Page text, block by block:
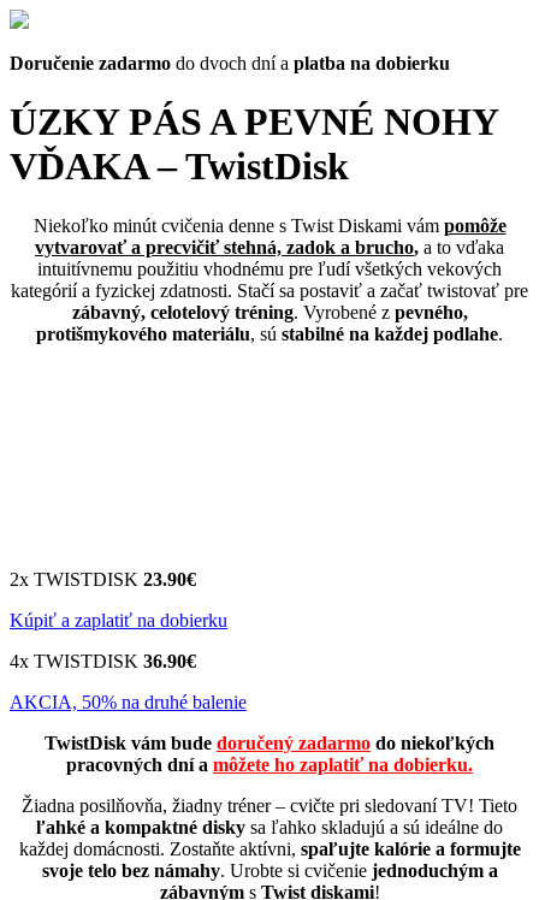
Doručenie zadarmo do dvoch dní a platba na dobierku
ÚZKY PÁS A PEVNÉ NOHY
VĎAKA – TwistDisk
Niekoľko minút cvičenia denne s Twist Diskami vám pomôže
vytvarovať a precvičiť stehná, zadok a brucho, a to vďaka
intuitívnemu použitiu vhodnému pre ľudí všetkých vekových
kategórií a fyzickej zdatnosti. Stačí sa postaviť a začať twistovať pre
zábavný, celotelový tréning. Vyrobené z pevného,
protišmykového materiálu, sú stabilné na každej podlahe.
2x TWISTDISK 23.90€
Kúpiť a zaplatiť na dobierku
4x TWISTDISK 36.90€
AKCIA, 50% na druhé balenie
TwistDisk vám bude doručený zadarmo do niekoľkých
pracovných dní a môžete ho zaplatiť na dobierku.
Žiadna posilňovňa, žiadny tréner – cvičte pri sledovaní TV! Tieto
ľahké a kompaktné disky sa ľahko skladujú a sú ideálne do
každej domácnosti. Zostaňte aktívni, spaľujte kalórie a formujte
svoje telo bez námahy. Urobte si cvičenie jednoduchým a
zábavnýms Twist diskami!